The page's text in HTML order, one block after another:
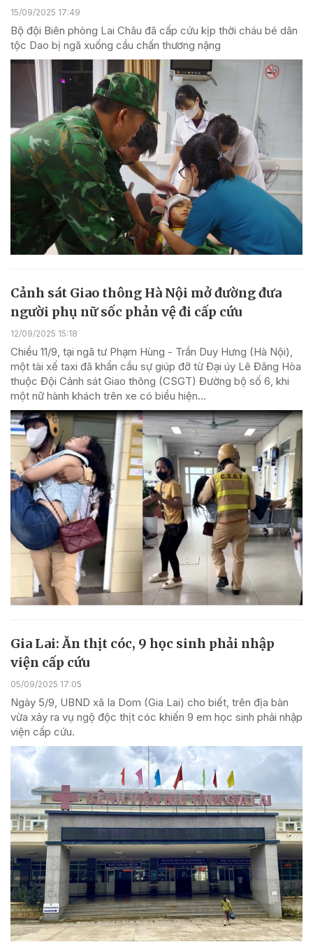
15/09/2025 17:49
Bộ đội Biên phòng Lai Châu đã cấp cứu kịp thời cháu bé dân
tộc Dao bị ngã xuống cầu chấn thương nặng
Cảnh sát Giao thông Hà Nội mở đường đưa
người phụ nữ sốc phản vệ đi cấp cứu
12/09/2025 15:18
Chiều 11/9, tại ngã tư Phạm Hùng - Trần Duy Hưng (Hà Nội),
một tài xế taxi đã khẩn cầu sự giúp đỡ từ Đại úy Lê Đăng Hòa
thuộc Đội Cảnh sát Giao thông (CSGT) Đường bộ số 6, khi
một nữ hành khách trên xe có biểu hiện...
Gia Lai: Ăn thịt cóc, 9 học sinh phải nhập
viện cấp cứu
05/09/2025 17:05
Ngày 5/9, UBND xã Ia Dom (Gia Lai) cho biết, trên địa bàn
vừa xảy ra vụ ngộ độc thịt cóc khiến 9 em học sinh phải nhập
viện cấp cứu.